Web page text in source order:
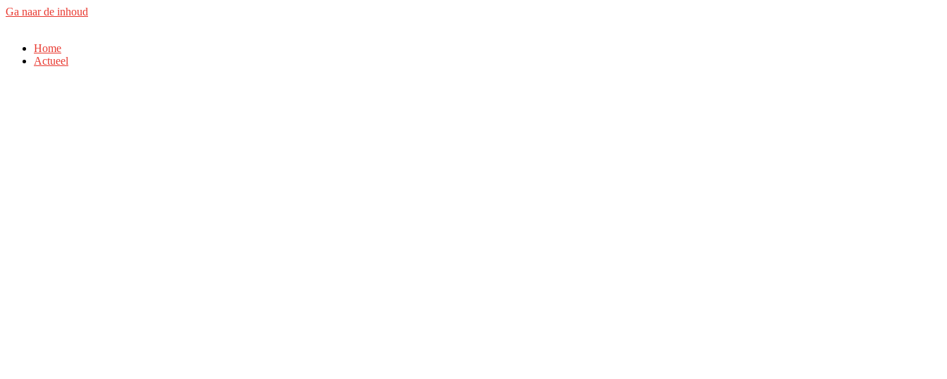
Ga naar de inhoud
Home
Actueel